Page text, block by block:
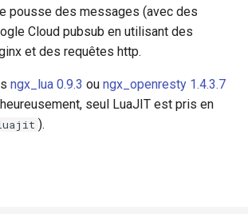
pousse des messages (avec des
Cloud pubsub en utilisant des
et des requêtes http.
ngx_lua 0.9.3 ou ngx_openresty 1.4.3.7
seul LuaJIT est pris en
).